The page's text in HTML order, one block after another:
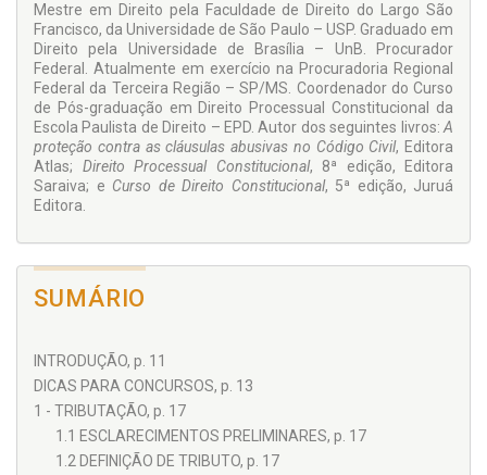
Mestre em Direito pela Faculdade de Direito do Largo São
Francisco, da Universidade de São Paulo – USP. Graduado em
Direito pela Universidade de Brasília – UnB. Procurador
Federal. Atualmente em exercício na Procuradoria Regional
Federal da Terceira Região – SP/MS. Coordenador do Curso
de Pós-graduação em Direito Processual Constitucional da
Escola Paulista de Direito – EPD. Autor dos seguintes livros:A
proteção contra as cláusulas abusivas no Código Civil, Editora
Atlas; Direito Processual Constitucional, 8ª edição, Editora
Saraiva; e Curso de Direito Constitucional, 5ª edição, Juruá
Editora.
SUMÁRIO
INTRODUÇÃO, p. 11
DICAS PARA CONCURSOS, p. 13
1 - TRIBUTAÇÃO, p. 17
1.1 ESCLARECIMENTOS PRELIMINARES, p. 17
1.2 DEFINIÇÃO DE TRIBUTO, p. 17